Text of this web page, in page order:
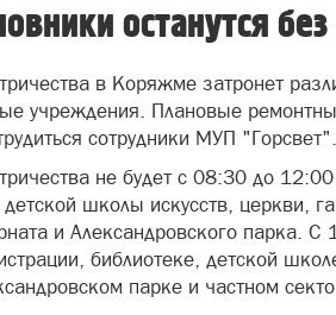
останутся без
в Коряжме затронет
учреждения. Плановые
сотрудники МУП "Горсвет".
не будет с 08:30 до
школы искусств, церкви,
и Александровского парка.
библиотеке, детской
парке и частном